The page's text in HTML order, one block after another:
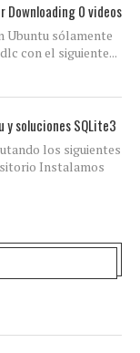
Downloading 0 videos
Ubuntu sólamente
con el siguiente...
y soluciones SQLite3
los siguientes
Instalamos